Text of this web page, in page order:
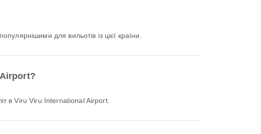
для вильотів із цієї країни.
в Viru Viru International Airport.